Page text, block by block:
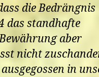
die Bedrängnis
das standhafte
aber
nicht
in